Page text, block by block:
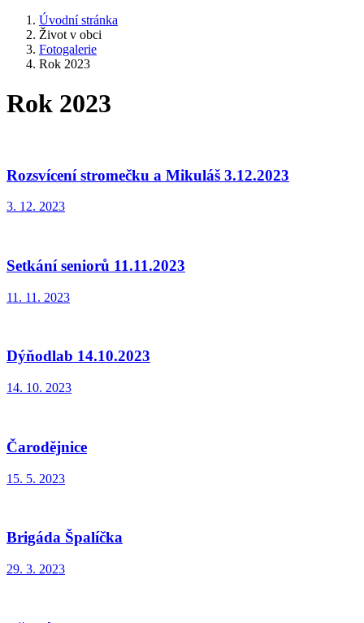
Úvodní stránka
Život v obci
Fotogalerie
Rok 2023
Rok 2023
Rozsvícení stromečku a Mikuláš 3.12.2023
3. 12. 2023
Setkání seniorů 11.11.2023
11. 11. 2023
Dýňodlab 14.10.2023
14. 10. 2023
Čarodějnice
15. 5. 2023
Brigáda Špalíčka
29. 3. 2023